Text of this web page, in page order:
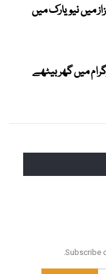
میں نیویارک میں
میں گھر بیٹھے
Subscribe